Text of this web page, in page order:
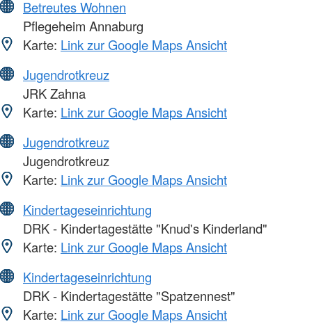
Betreutes Wohnen
Pflegeheim Annaburg
Karte: Link zur Google Maps Ansicht
Jugendrotkreuz
JRK Zahna
Karte: Link zur Google Maps Ansicht
Jugendrotkreuz
Jugendrotkreuz
Karte: Link zur Google Maps Ansicht
Kindertageseinrichtung
DRK - Kindertagestätte "Knud's Kinderland"
Karte: Link zur Google Maps Ansicht
Kindertageseinrichtung
DRK - Kindertagestätte "Spatzennest"
Karte: Link zur Google Maps Ansicht